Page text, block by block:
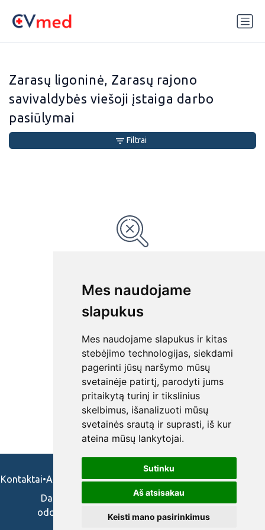
Mes naudojame
slapukus
Mes naudojame slapukus ir kitas
stebėjimo technologijas, siekdami
pagerinti jūsų naršymo mūsų
svetainėje patirtį, parodyti jums
pritaikytą turinį ir tikslinius
skelbimus, išanalizuoti mūsų
svetainės srautą ir suprasti, iš kur
ateina mūsų lankytojai.
Sutinku
Aš atsisakau
Keisti mano pasirinkimus
Zarasų ligoninė, Zarasų rajono
savivaldybės viešoji įstaiga darbo
pasiūlymai
Filtrai
Kontaktai•Apie mus•Naudojimosi taisykės•Privatumo politika
Darbo skelbimai ir pasiūlymai: gydytojams,
odontologams, slaugytojams, veterinarams,